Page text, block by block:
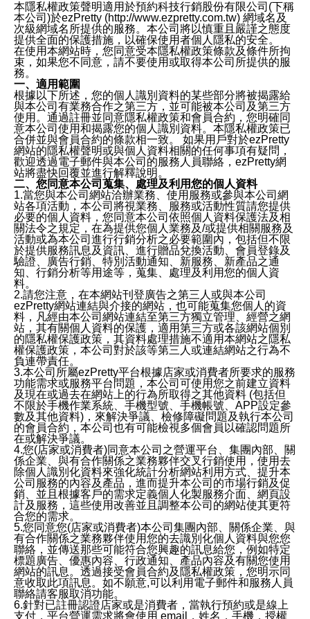
本隱私權政策聲明適用於預約科技行銷股份有限公司(下稱
本公司)於ezPretty (http://www.ezpretty.com.tw) 網域名及
次級網域名所提供的服務。本公司將以慎重且嚴謹之態度
提供全面的保護措施，以確保使用者個人隱私的安全。
在使用本網站時，您同意受本隱私權政策條款及條件所拘
束，如果您不同意，請不要使用或取得本公司所提供的服
務。
一、適用範圍
根據以下所述，您的個人識別資料的某些部分將被揭露給
與本公司有業務合作之第三方，並可能被本公司及第三方
使用。通過註冊並同意隱私權政策和會員合約，您明確同
意本公司使用和揭露您的個人識別資料。本隱私權政策已
合併並與會員合約的條款相一致。 如果用戶對於ezPretty
網站的隱私權聲明或與個人資料相關的任何事項有疑問，
歡迎透過電子郵件與本公司的服務人員聯絡，ezPretty網
站將盡快回覆並進行解釋說明。
二、您同意本公司蒐集、處理及利用您的個人資料
1.當您與本公司網站洽辦業務、使用服務或參與本公司網
站各項活動，本公司將視業務、服務或活動性質請您提供
必要的個人資料，您同意本公司依照個人資料保護法及相
關法令之規定，在為提供您個人業務及/或提供相關服務及
活動或為本公司進行行銷分析之必要範圍內，包括但不限
於提供服務訊息及資訊、進行贈品兌換活動、會員登錄及
驗證、廣告行銷、特別活動通知、新服務、新產品之通
知、行銷分析等用途等，蒐集、處理及利用您的個人資
料。
2.請您注意，在本網站刊登廣告之第三人或與本公司
ezPretty網站連結與介接的網站，也可能蒐集您個人的資
料，凡經由本公司網站連結至第三方獨立管理、經營之網
站，其有關個人資料的保護，適用第三方或各該網站個別
的隱私權保護政策，其資料處理措施不適用本網站之隱私
權保護政策，本公司對於該等第三人或連結網站之行為不
負連帶責任。
3.本公司所屬ezPretty平台根據店家或消費者所要求的服務
功能需求或服務平台問題，本公司可使用您之前建立資料
及現在或過去在網站上的行為所取得之其他資料 (包括但
不限於手機作業系統、手機型號、手機帳號、APP設定參
數及其他資料)，來解決爭議、檢修障礙問題及執行本公司
的會員合約，本公司也有可能檢視多個會員以確認問題所
在或解決爭議。
4.您(店家或消費者)同意本公司之營運平台、集團內部、關
係企業、與有合作關係之業務夥伴交叉行銷使用，使用去
除個人識別化資料來強化統計分析網站利用方式、提升本
公司服務的內容及產品，進而提升本公司的市場行銷及促
銷、並且根據客戶的需求定義個人化製服務介面、網頁設
計及服務，這些使用改善並且調整本公司的網站使其更符
合您的需求。
5.您同意您(店家或消費者)本公司集團內部、關係企業、與
有合作關係之業務夥伴使用您的去識別化個人資料與您您
聯絡，並傳送那些可能符合您興趣的訊息給您，例如特定
標題廣告、優惠內容、行政通知、產品內容及有關您使用
網站的訊息。透過接受會員合約及隱私權政策，您明示同
意收取此項訊息。如不願意,可以利用電子郵件和服務人員
聯絡請客服取消功能。
6.針對已註冊認證店家或是消費者，當執行預約或是線上
支付，平台營運需求將會使用 email，姓名，手機，授權